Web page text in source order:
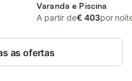
Varanda e Piscina
A partir de€ 403por
as ofertas